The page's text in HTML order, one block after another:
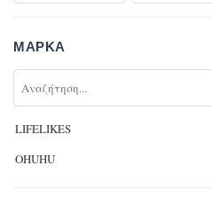
ΜΆΡΚΑ
LIFELIKES
OHUHU